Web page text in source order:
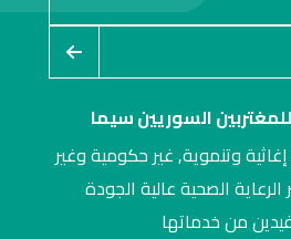
السوريين سيما
وتنموية, غير حكومية وغير
الرعاية الصحية عالية الجودة
من خدماتها